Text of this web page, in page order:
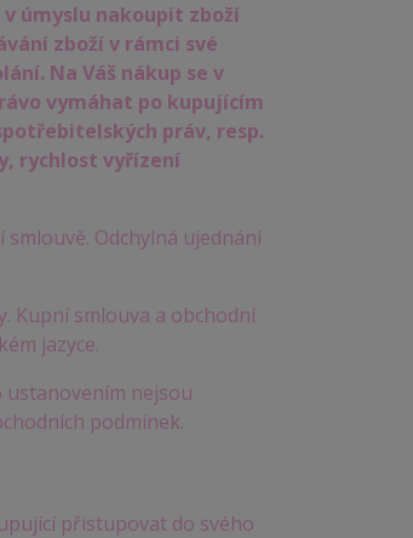
úmyslu nakoupit zboží
zboží v rámci své
Na Váš nákup se v
vymáhat po kupujícím
práv, resp.
rychlost vyřízení
Odchylná ujednání
Kupní smlouva a obchodní
jazyce.
nejsou
podmínek.
přistupovat do svého